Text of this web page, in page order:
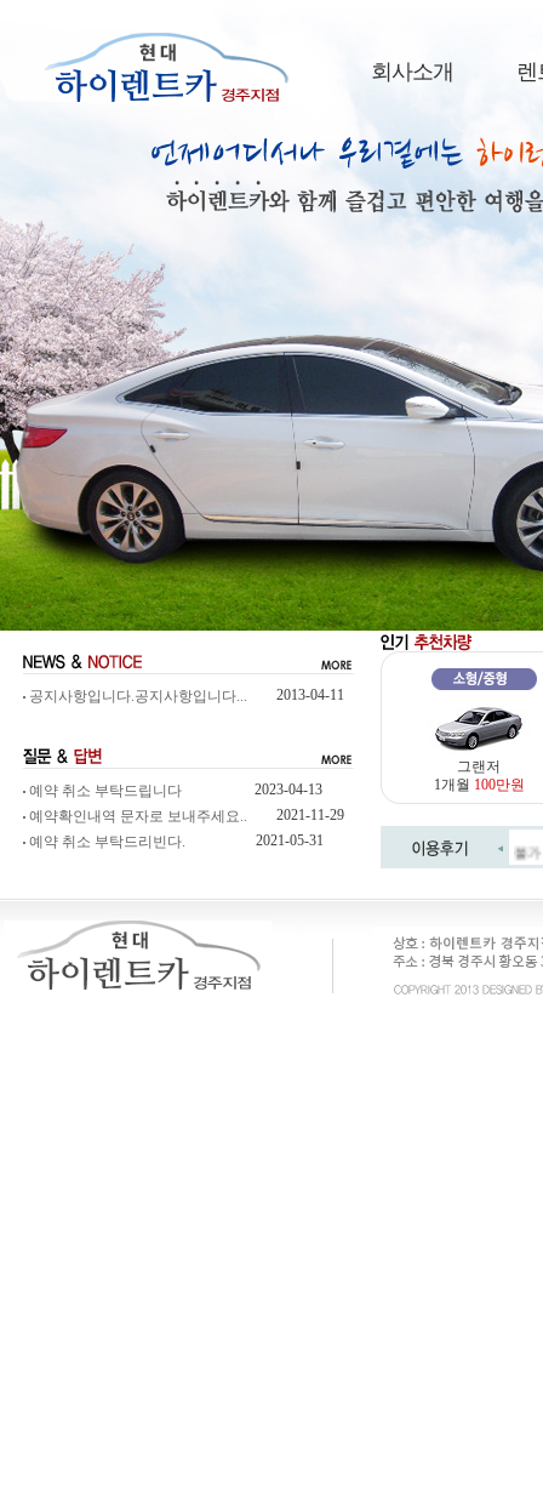
회사소개 렌
공지사항입니다.공지사항입니다... 2013-04-11
예약 취소 부탁드립니다
2023-04-13
예약확인내역 문자로 보내주세요..
2021-11-29
예약 취소 부탁드리빈다.
2021-05-31
그랜저
1개월 100만원
영
봄
222
111